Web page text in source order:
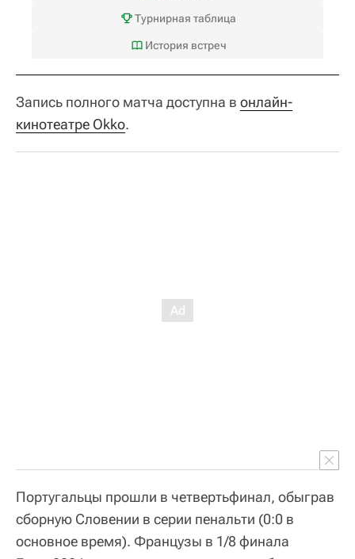
Турнирная таблица
История встреч
Запись полного матча доступна в онлайн-
кинотеатре Okko.
Португальцы прошли в четвертьфинал, обыграв
сборную Словении в серии пенальти (0:0 в
основное время). Французы в 1/8 финала